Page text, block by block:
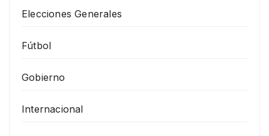
Elecciones Generales
Fútbol
Gobierno
Internacional